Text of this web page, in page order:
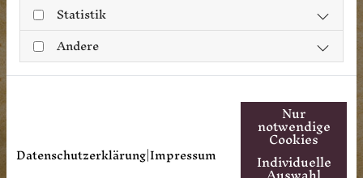
Feiern Sie Feste auf der Burg
Ein festlicher Anlass, die Feier im
rustikalen Ambiente. Dafür ist das
Statistik
Andere
Datenschutzerklärung|Impressum
Nur
notwendige
Cookies
Individuelle